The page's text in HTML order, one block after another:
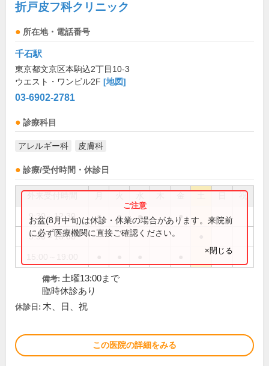
折戸皮フ科クリニック
所在地・電話番号
千石駅
東京都文京区本駒込2丁目10-3
ウエスト・ワンビル2F [地図]
03-6902-2781
診療科目
アレルギー科 皮膚科
診療/受付時間・休診日
祝
9:30～12:30 ● ● ● ●
9:30～13:00
お盆(8月中旬)は休診・休業の場合があります。来院前
に必ず医療機関に直接ご確認ください。
×閉じる
備考: 土曜13:00まで
臨時休診あり
休診日: 木、日、祝
この医院の詳細をみる